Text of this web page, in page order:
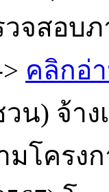
จสอบ
คลิกอ่
น) จ้า
มโครง